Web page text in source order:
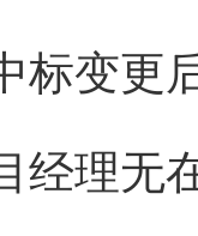
标变更
经理